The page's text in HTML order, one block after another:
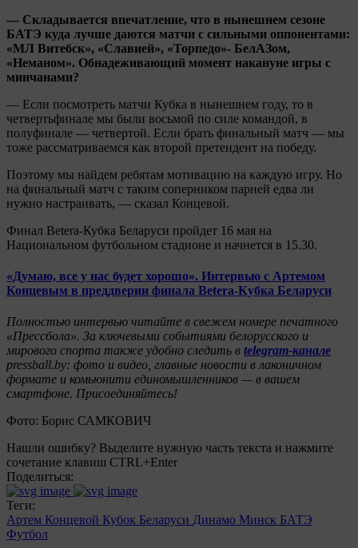
— Складывается впечатление, что в нынешнем сезоне
БАТЭ куда лучше даются матчи с сильными оппонентами:
«МЛ Витебск», «Славией», «Торпедо»- БелАЗом,
«Неманом». Обнадеживающий момент накануне игры с
минчанами?
— Если посмотреть матчи Кубка в нынешнем году, то в
четвертьфинале мы были восьмой по силе командой, в
полуфинале — четвертой. Если брать финальный матч — мы
тоже рассматриваемся как второй претендент на победу.
Поэтому мы найдем ребятам мотивацию на каждую игру. Но
на финальный матч с таким соперником парней едва ли
нужно настраивать, — сказал Концевой.
Финал Betera-Кубка Беларуси пройдет 16 мая на
Национальном футбольном стадионе и начнется в 15.30.
«Думаю, все у нас будет хорошо». Интервью с Артемом
Концевым в преддверии финала Betera-Кубка Беларуси
Полностью интервью читайте в свежем номере печатного
«Прессбола». За ключевыми событиями белорусского и
мирового спорта также удобно следить в telegram-канале
pressball.by: фото и видео, главные новости в лаконичном
формате и комьюнити единомышленников — в вашем
смартфоне. Присоединяйтесь!
Фото: Борис САМКОВИЧ
Нашли ошибку? Выделите нужную часть текста и нажмите
сочетание клавиш CTRL+Enter
Поделиться:
Теги:
Артем Концевой Кубок Беларуси Динамо Минск БАТЭ
Футбол